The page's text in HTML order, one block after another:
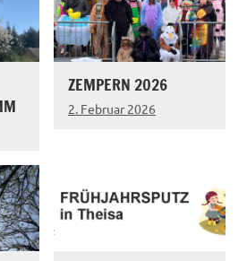
ZEMPERN 2026
2. Februar 2026